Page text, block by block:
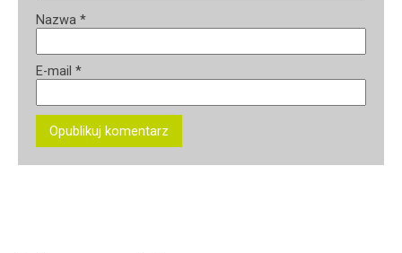
Nazwa *
E-mail *